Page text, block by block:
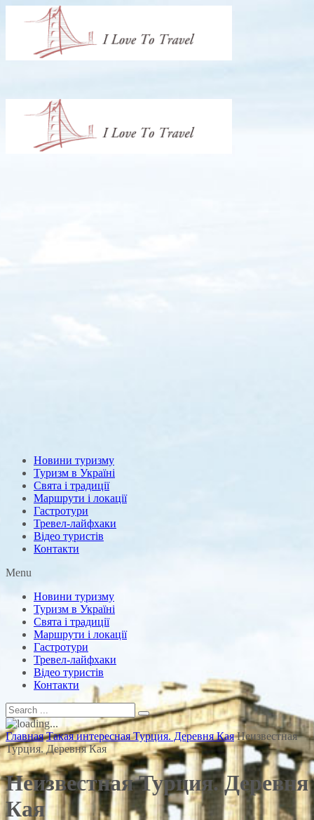
Новини туризму
Туризм в Україні
Свята і традиції
Маршрути і локації
Гастротури
Тревел-лайфхаки
Відео туристів
Контакти
Menu
Новини туризму
Туризм в Україні
Свята і традиції
Маршрути і локації
Гастротури
Тревел-лайфхаки
Відео туристів
Контакти
Главная Такая интересная Турция. Деревня Кая Неизвестная
Турция. Деревня Кая
Неизвестная Турция. Деревня
Кая